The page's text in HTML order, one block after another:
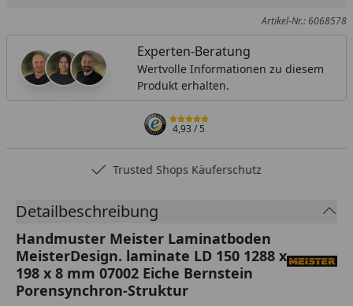
Artikel-Nr.: 6068578
Experten-Beratung
Wertvolle Informationen zu diesem
Produkt erhalten.
4,93/ 5
Trusted Shops Käuferschutz
Detailbeschreibung
Handmuster Meister Laminatboden
MeisterDesign. laminate LD 150 1288 x
198 x 8 mm 07002 Eiche Bernstein
Porensynchron-Struktur